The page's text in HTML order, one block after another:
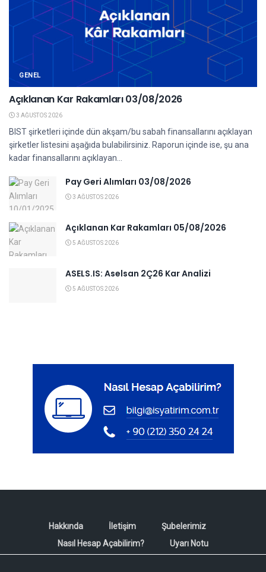
GENEL
Açıklanan Kar Rakamları 03/08/2026
3 AĞUSTOS 2026
BIST şirketleri içinde dün akşam/bu sabah finansallarını açıklayan
şirketler listesini aşağıda bulabilirsiniz. Raporun içinde ise, şu ana
kadar finansallarını açıklayan...
Pay Geri Alımları 03/08/2026
3 AĞUSTOS 2026
Açıklanan Kar Rakamları 05/08/2026
5 AĞUSTOS 2026
ASELS.IS: Aselsan 2Ç26 Kar Analizi
5 AĞUSTOS 2026
Hakkında İletişim
Şubelerimiz
Nasıl Hesap Açabilirim?
Uyarı Notu